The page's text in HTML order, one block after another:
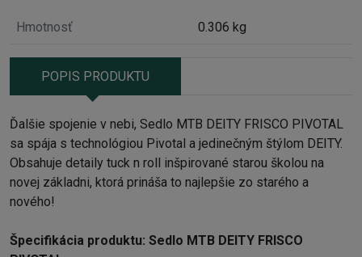
Hmotnosť 0.306 kg
POPIS PRODUKTU
​Ďalšie spojenie v nebi, Sedlo MTB DEITY FRISCO PIVOTAL
sa spája s technológiou Pivotal a jedinečným štýlom DEITY.
Obsahuje detaily tuck n roll inšpirované starou školou na
novej základni, ktorá prináša to najlepšie zo starého a
nového!
Špecifikácia produktu: Sedlo MTB DEITY FRISCO